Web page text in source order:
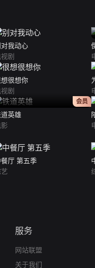
我动心
视剧
很想你
视剧
正片
会员
英雄
影
餐厅 第五季
服务
网站联盟
关于我们